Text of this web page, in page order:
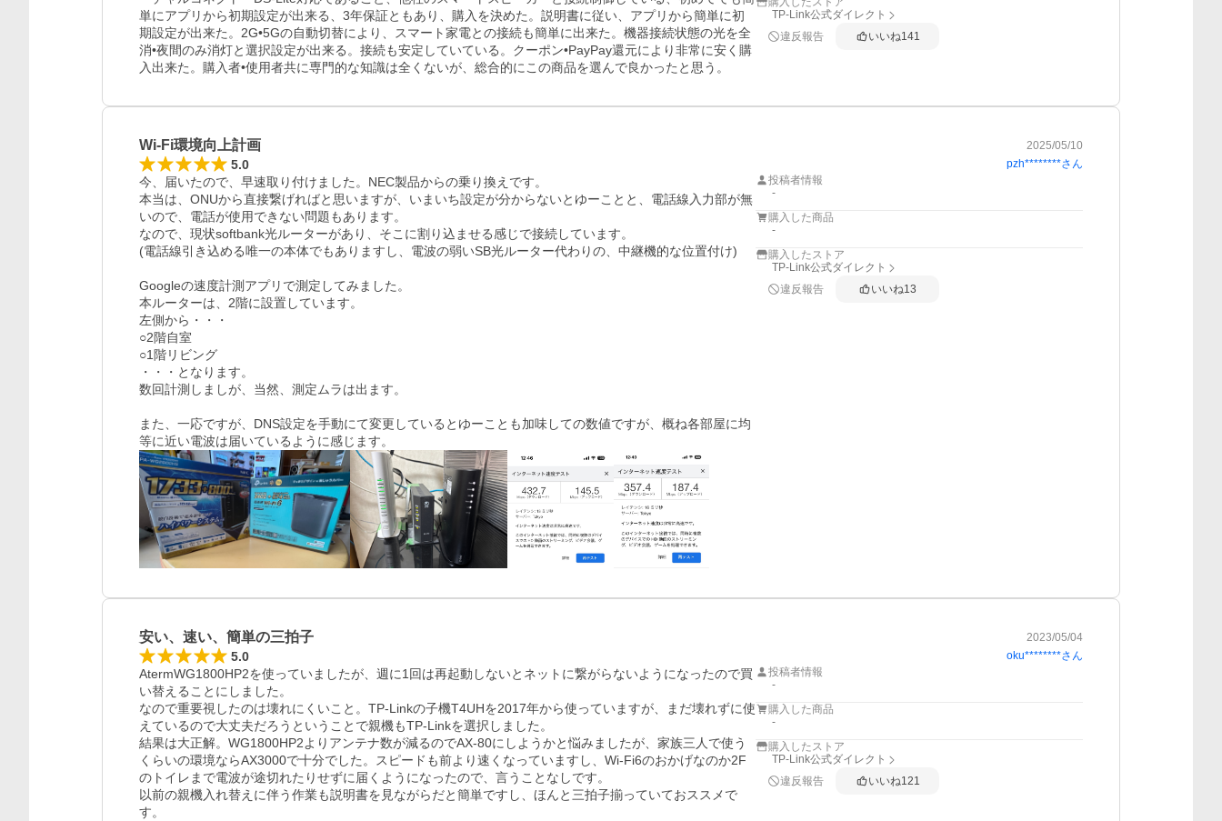
単にアプリから初期設定が出来る、3年保証ともあり、購入を決めた。説明書に従い、アプリから簡単に初
期設定が出来た。2G•5Gの自動切替により、スマート家電との接続も簡単に出来た。機器接続状態の光を全
消•夜間のみ消灯と選択設定が出来る。接続も安定していている。クーポン•PayPay還元により非常に安く購
入出来た。購入者•使用者共に専門的な知識は全くないが、総合的にこの商品を選んで良かったと思う。
TP-Link公式ダイレクト
違反報告
いいね141
Wi-Fi環境向上計画 2025/05/10
5.0 pzh********さん
今、届いたので、早速取り付けました。NEC製品からの乗り換えです。
本当は、ONUから直接繋げればと思いますが、いまいち設定が分からないとゆーことと、電話線入力部が無
いので、電話が使用できない問題もあります。
なので、現状softbank光ルーターがあり、そこに割り込ませる感じで接続しています。
(電話線引き込める唯一の本体でもありますし、電波の弱いSB光ルーター代わりの、中継機的な位置付け)
Googleの速度計測アプリで測定してみました。
本ルーターは、2階に設置しています。
左側から・・・
○2階自室
○1階リビング
・・・となります。
数回計測しましが、当然、測定ムラは出ます。
また、一応ですが、DNS設定を手動にて変更しているとゆーことも加味しての数値ですが、概ね各部屋に均
投稿者情報
-
購入した商品
-
購入したストア
TP-Link公式ダイレクト
違反報告
いいね13
安い、速い、簡単の三拍子 2023/05/04
5.0 oku********さん
AtermWG1800HP2を使っていましたが、週に1回は再起動しないとネットに繋がらないようになったので買
い替えることにしました。
なので重要視したのは壊れにくいこと。TP-Linkの子機T4UHを2017年から使っていますが、まだ壊れずに使
えているので大丈夫だろうということで親機もTP-Linkを選択しました。
結果は大正解。WG1800HP2よりアンテナ数が減るのでAX-80にしようかと悩みましたが、家族三人で使う
くらいの環境ならAX3000で十分でした。スピードも前より速くなっていますし、Wi-Fi6のおかげなのか2F
のトイレまで電波が途切れたりせずに届くようになったので、言うことなしです。
以前の親機入れ替えに伴う作業も説明書を見ながらだと簡単ですし、ほんと三拍子揃っていておススメで
す。
投稿者情報
-
購入した商品
-
購入したストア
TP-Link公式ダイレクト
違反報告
いいね121